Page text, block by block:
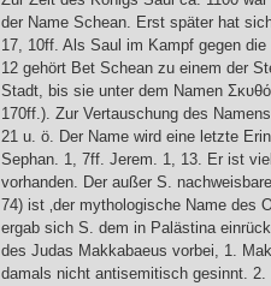
der Name Schean. Erst später hat
17, 10ff. Als Saul im Kampf gegen
12 gehört Bet Schean zu einem der
Stadt, bis sie unter dem Namen
170ff.). Zur Vertauschung des
21 u. ö. Der Name wird eine letzte
Sephan. 1, 7ff. Jerem. 1, 13. Er ist
vorhanden. Der außer S.
74) ist ‚der mythologische Name des
ergab sich S. dem in Palästina
des Judas Makkabaeus vorbei, 1.
damals nicht antisemitisch gesinnt.